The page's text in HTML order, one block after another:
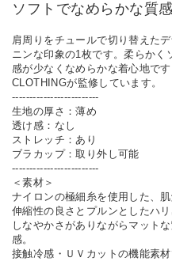
ソフトでなめらかな質感
肩周りをチュールで切り替えた
ニンな印象の1枚です。柔らかく
感が少なくなめらかな着心地で
CLOTHINGが監修しています。
-------------------------
生地の厚さ：薄め
透け感：なし
ストレッチ：あり
ブラカップ：取り外し可能
-------------------------
＜素材＞
ナイロンの極細糸を使用した、
伸縮性の良さとプルンとしたハリ
しなやかさがありながらマット
感。
接触冷感・ＵＶカットの機能素材